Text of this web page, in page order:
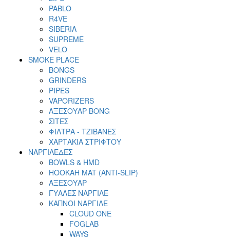
PABLO
R4VE
SIBERIA
SUPREME
VELO
SMOKE PLACE
BONGS
GRINDERS
PIPES
VAPORIZERS
ΑΞΕΣΟΥΑΡ BONG
ΣΙΤΕΣ
ΦΙΛΤΡΑ - ΤΖΙΒΑΝΕΣ
ΧΑΡΤΑΚΙΑ ΣΤΡΙΦΤΟΥ
ΝΑΡΓΙΛΕΔΕΣ
BOWLS & HMD
HOOKAH MAT (ANTI-SLIP)
ΑΞΕΣΟΥΑΡ
ΓΥΑΛΕΣ ΝΑΡΓΙΛΕ
ΚΑΠΝΟΙ ΝΑΡΓΙΛΕ
CLOUD ONE
FOGLAB
WAYS